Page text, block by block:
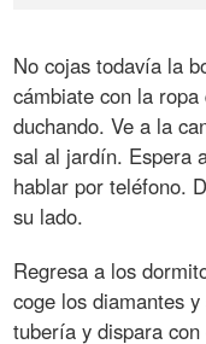
No cojas todavía la
cámbiate con la
duchando. Ve a la
sal al jardín. Espera
hablar por teléfono.
su lado.
Regresa a los
coge los diamantes
tubería y dispara